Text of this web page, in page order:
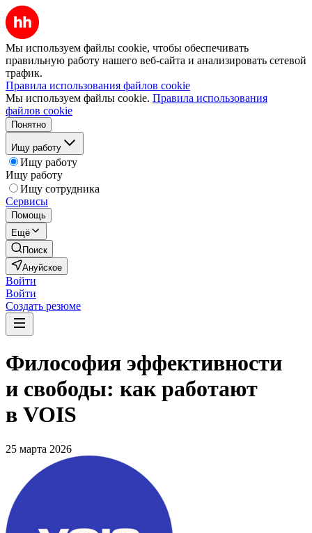
Мы используем файлы cookie, чтобы обеспечивать
правильную работу нашего веб-сайта и анализировать сетевой
трафик.
Правила использования файлов cookie
Мы используем файлы cookie. Правила использования
файлов cookie
Понятно
Ищу работу
Ищу работу
Ищу работу
Ищу сотрудника
Сервисы
Помощь
Ещё
Поиск
Ануйское
Войти
Войти
Создать резюме
Философия эффективности
и свободы: как работают
в VOIS
25 марта 2026